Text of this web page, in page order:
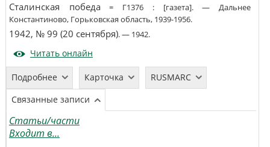
Сталинская победа = Г1376 : [газета]. — Дальнее
Константиново, Горьковская область,1939-1956.
1942, № 99 (20 сентября). —1942.
Читать онлайн
Подробнее Карточка
RUSMARC
Связанные записи
Статьи/части
Входит в...